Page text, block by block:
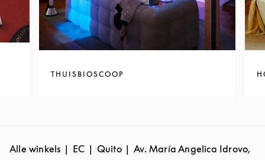
THUISBIOSCOOP
Alle winkels EC Quito Av. María Angelica Idrovo,